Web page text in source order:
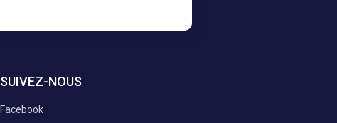
SUIVEZ-NOUS
Facebook